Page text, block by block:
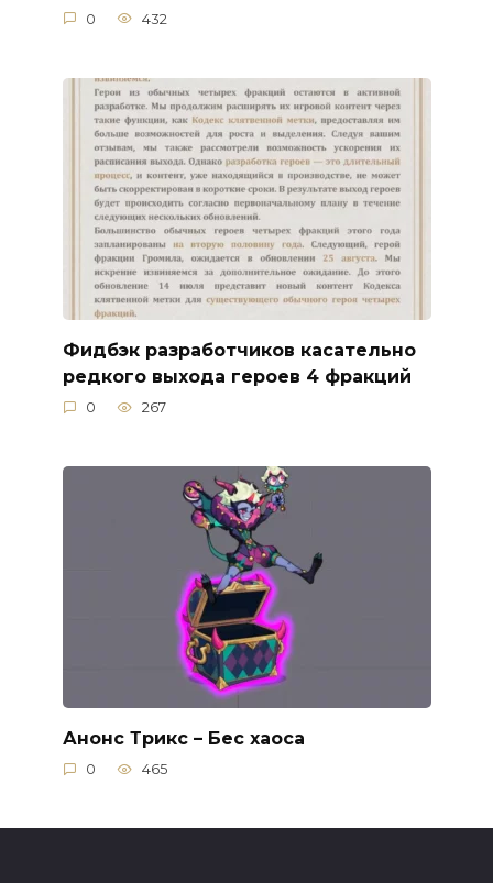
0 432
Фидбэк разработчиков касательно
редкого выхода героев 4 фракций
0 267
Анонс Трикс – Бес хаоса
0 465